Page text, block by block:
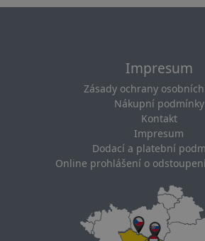
Impresum
Zásady ochrany
Nákupní podmínky
Kontakt
Impresum
Dodací a platební
Online prohlášení o